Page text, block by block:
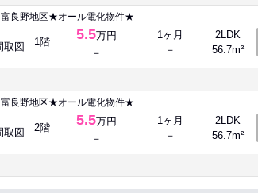
富良野地区★オール電化物件★
1階 5.5万円
－
1ヶ月
－
2LDK
56.7m²
富良野地区★オール電化物件★
2階 5.5万円
－
1ヶ月
－
2LDK
56.7m²